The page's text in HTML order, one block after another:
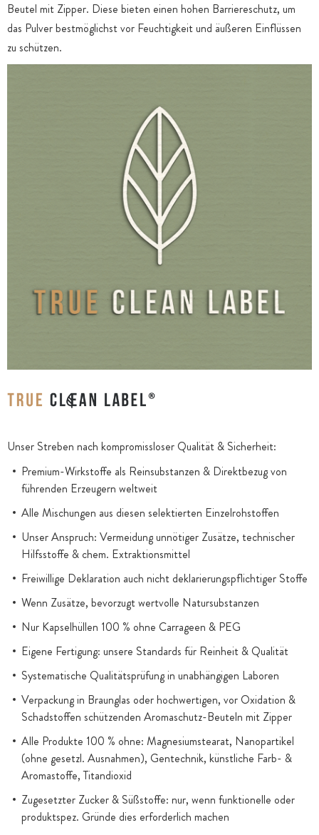
Beutel mit Zipper. Diese bieten einen hohen Barriereschutz, um
das Pulver bestmöglichst vor Feuchtigkeit und äußeren Einflüssen
zu schützen.
Unser Streben nach kompromissloser Qualität & Sicherheit:
Premium-Wirkstoffe als Reinsubstanzen & Direktbezug von
führenden Erzeugern weltweit
Alle Mischungen aus diesen selektierten Einzelrohstoffen
Unser Anspruch: Vermeidung unnötiger Zusätze, technischer
Hilfsstoffe & chem. Extraktionsmittel
Freiwillige Deklaration auch nicht deklarierungspflichtiger Stoffe
Wenn Zusätze, bevorzugt wertvolle Natursubstanzen
Nur Kapselhüllen 100 % ohne Carrageen & PEG
Eigene Fertigung: unsere Standards für Reinheit & Qualität
Systematische Qualitätsprüfung in unabhängigen Laboren
Verpackung in Braunglas oder hochwertigen, vor Oxidation &
Schadstoffen schützenden Aromaschutz-Beuteln mit Zipper
Alle Produkte 100 % ohne: Magnesiumstearat, Nanopartikel
(ohne gesetzl. Ausnahmen), Gentechnik, künstliche Farb- &
Aromastoffe, Titandioxid
Zugesetzter Zucker & Süßstoffe: nur, wenn funktionelle oder
produktspez. Gründe dies erforderlich machen